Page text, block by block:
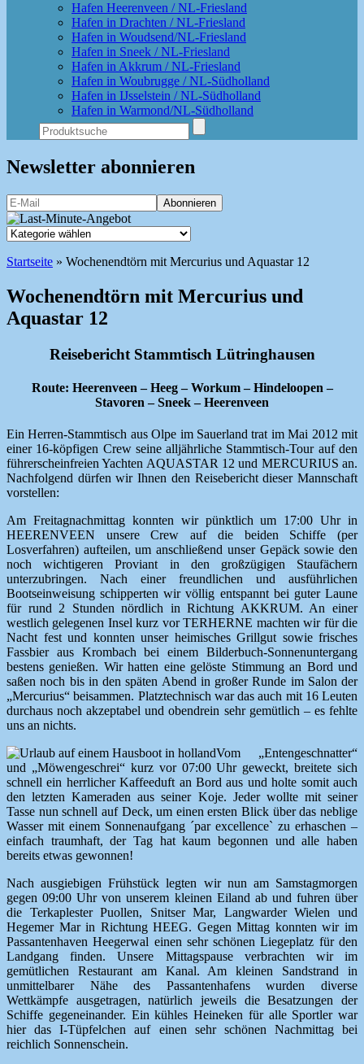
Hafen Heerenveen / NL-Friesland
Hafen in Drachten / NL-Friesland
Hafen in Woudsend/NL-Friesland
Hafen in Sneek / NL-Friesland
Hafen in Akkrum / NL-Friesland
Hafen in Woubrugge / NL-Südholland
Hafen in IJsselstein / NL-Südholland
Hafen in Warmond/NL-Südholland
Newsletter abonnieren
Startseite » Wochenendtörn mit Mercurius und Aquastar 12
Wochenendtörn mit Mercurius und
Aquastar 12
Reisebericht Stammtisch Lütringhausen
Route: Heerenveen – Heeg – Workum – Hindeloopen –
Stavoren – Sneek – Heerenveen
Ein Herren-Stammtisch aus Olpe im Sauerland trat im Mai 2012 mit
einer 16-köpfigen Crew seine alljährliche Stammtisch-Tour auf den
führerscheinfreien Yachten AQUASTAR 12 und MERCURIUS an.
Nachfolgend dürfen wir Ihnen den Reisebericht dieser Mannschaft
vorstellen:
Am Freitagnachmittag konnten wir pünktlich um 17:00 Uhr in
HEERENVEEN unsere Crew auf die beiden Schiffe (per
Losverfahren) aufteilen, um anschließend unser Gepäck sowie den
noch wichtigeren Proviant in den großzügigen Staufächern
unterzubringen. Nach einer freundlichen und ausführlichen
Bootseinweisung schipperten wir völlig entspannt bei guter Laune
für rund 2 Stunden nördlich in Richtung AKKRUM. An einer
westlich gelegenen Insel kurz vor TERHERNE machten wir für die
Nacht fest und konnten unser heimisches Grillgut sowie frisches
Fassbier aus Krombach bei einem Bilderbuch-Sonnenuntergang
bestens genießen. Wir hatten eine gelöste Stimmung an Bord und
saßen noch bis in den späten Abend in großer Runde im Salon der
„Mercurius“ beisammen. Platztechnisch war das auch mit 16 Leuten
durchaus noch akzeptabel und obendrein sehr gemütlich – es fehlte
uns an nichts.
Vom „Entengeschnatter“
und „Möwengeschrei“ kurz vor 07:00 Uhr geweckt, breitete sich
schnell ein herrlicher Kaffeeduft an Bord aus und holte somit auch
den letzten Kameraden aus seiner Koje. Jeder wollte mit seiner
Tasse nun schnell auf Deck, um einen ersten Blick über das neblige
Wasser mit einem Sonnenaufgang ´par excellence` zu erhaschen –
einfach traumhaft, der Tag hat kaum begonnen und alle haben
bereits etwas gewonnen!
Nach ausgiebigen Frühstück legten wir nun am Samstagmorgen
gegen 09:00 Uhr von unserem kleinen Eiland ab und fuhren über
die Terkaplester Puollen, Snitser Mar, Langwarder Wielen und
Hegemer Mar in Richtung HEEG. Gegen Mittag konnten wir im
Passantenhaven Heegerwal einen sehr schönen Liegeplatz für den
Landgang finden. Unsere Mittagspause verbrachten wir im
gemütlichen Restaurant am Kanal. Am kleinen Sandstrand in
unmittelbarer Nähe des Passantenhafens wurden diverse
Wettkämpfe ausgetragen, natürlich jeweils die Besatzungen der
Schiffe gegeneinander. Ein kühles Heineken für alle Sportler war
hier das I-Tüpfelchen auf einen sehr schönen Nachmittag bei
reichlich Sonnenschein.